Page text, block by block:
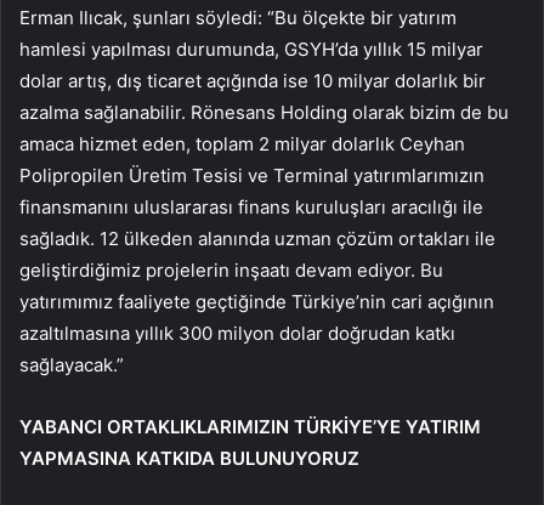
Erman Ilıcak, şunları söyledi: “Bu ölçekte bir yatırım
hamlesi yapılması durumunda, GSYH’da yıllık 15 milyar
dolar artış, dış ticaret açığında ise 10 milyar dolarlık bir
azalma sağlanabilir. Rönesans Holding olarak bizim de bu
amaca hizmet eden, toplam 2 milyar dolarlık Ceyhan
Polipropilen Üretim Tesisi ve Terminal yatırımlarımızın
finansmanını uluslararası finans kuruluşları aracılığı ile
sağladık. 12 ülkeden alanında uzman çözüm ortakları ile
geliştirdiğimiz projelerin inşaatı devam ediyor. Bu
yatırımımız faaliyete geçtiğinde Türkiye’nin cari açığının
azaltılmasına yıllık 300 milyon dolar doğrudan katkı
sağlayacak.”
YABANCI ORTAKLIKLARIMIZIN TÜRKİYE’YE YATIRIM
YAPMASINA KATKIDA BULUNUYORUZ